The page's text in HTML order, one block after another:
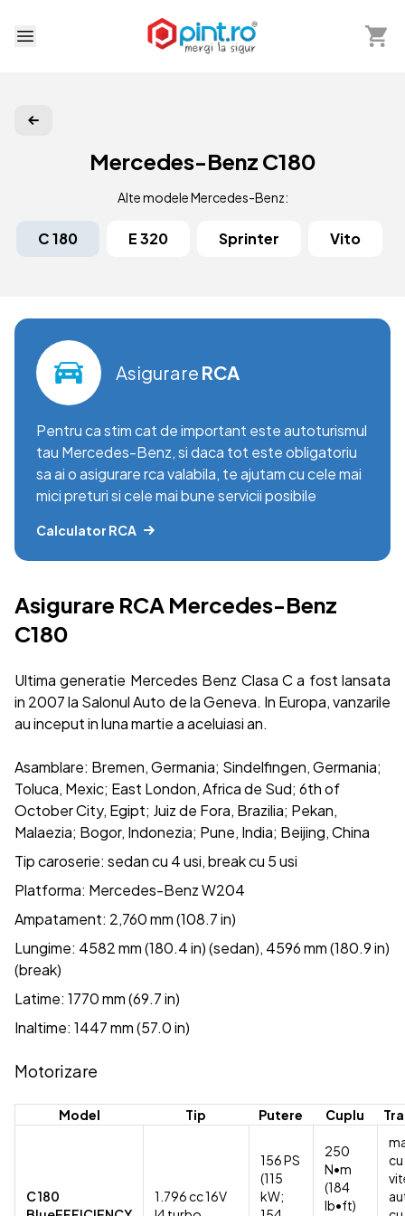
Deschide meniu
Arată
Mercedes-Benz C180
Alte modele Mercedes-Benz:
C 180 E 320 Sprinter Vito
Asigurare RCA
Pentru ca stim cat de important este autoturismul
tau Mercedes-Benz, si daca tot este obligatoriu
sa ai o asigurare rca valabila, te ajutam cu cele mai
mici preturi si cele mai bune servicii posibile
Calculator RCA
Asigurare RCA Mercedes-Benz
C180
Ultima generatie Mercedes Benz Clasa C a fost lansata
in 2007 la Salonul Auto de la Geneva. In Europa, vanzarile
au inceput in luna martie a aceluiasi an.
Asamblare: Bremen, Germania; Sindelfingen, Germania;
Toluca, Mexic; East London, Africa de Sud; 6th of
October City, Egipt; Juiz de Fora, Brazilia; Pekan,
Malaezia; Bogor, Indonezia; Pune, India; Beijing, China
Tip caroserie: sedan cu 4 usi, break cu 5 usi
Platforma: Mercedes-Benz W204
Ampatament: 2,760 mm (108.7 in)
Lungime: 4582 mm (180.4 in) (sedan), 4596 mm (180.9 in)
(break)
Latime: 1770 mm (69.7 in)
Inaltime: 1447 mm (57.0 in)
Motorizare
Model Tip Putere Cuplu
C 180
1.796 cc 16V
156 PS
(115
kW;
250
N•m
(184
lb•ft)
cu